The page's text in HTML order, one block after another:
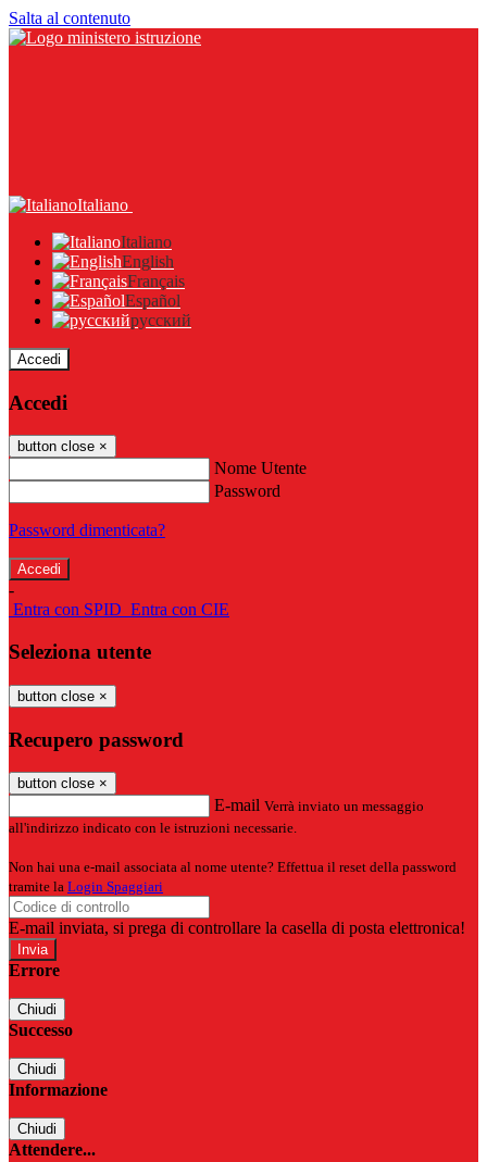
Salta al contenuto
Italiano
Italiano
English
Français
Español
русский
Accedi
Accedi
button close ×
Nome Utente
Password
Password dimenticata?
-
Entra con SPID Entra con CIE
Seleziona utente
button close ×
Recupero password
button close ×
E-mail Verrà inviato un messaggio
all'indirizzo indicato con le istruzioni necessarie.
Non hai una e-mail associata al nome utente? Effettua il reset della password
tramite la Login Spaggiari
E-mail inviata, si prega di controllare la casella di posta elettronica!
Errore
Chiudi
Successo
Chiudi
Informazione
Chiudi
Attendere...